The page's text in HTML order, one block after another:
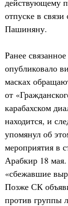
действующему
отпуске в
Пашиняну.
Ранее
опубликовало
масках
от
карабахском
находится, и
упомянул об
мероприятия в
Арабкир 18
«сбежавшие
Позже СК
против группы